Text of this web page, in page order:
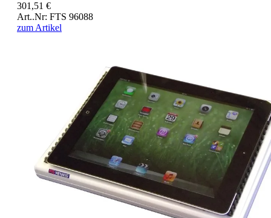
301,51 €
Art..Nr: FTS 96088
zum Artikel